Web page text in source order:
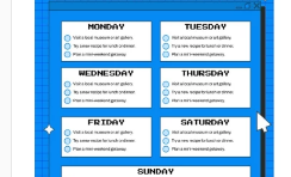
Google Sheets